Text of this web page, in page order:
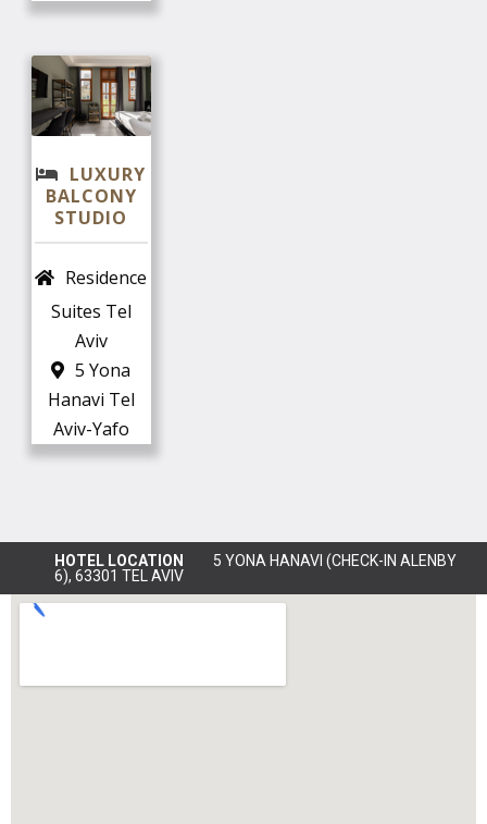
LUXURY
BALCONY
STUDIO
Residence
Suites Tel
Aviv
5 Yona
Hanavi Tel
Aviv-Yafo
HOTEL LOCATION 5 YONA HANAVI (CHECK-IN ALENBY
6), 63301 TEL AVIV